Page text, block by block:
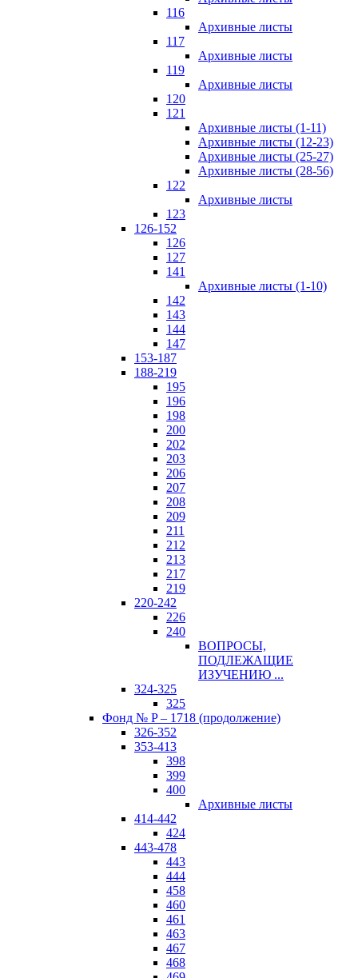
116
Архивные листы
117
Архивные листы
119
Архивные листы
120
121
Архивные листы (1-11)
Архивные листы (12-23)
Архивные листы (25-27)
Архивные листы (28-56)
122
Архивные листы
123
126-152
126
127
141
Архивные листы (1-10)
142
143
144
147
153-187
188-219
195
196
198
200
202
203
206
207
208
209
211
212
213
217
219
220-242
226
240
ВОПРОСЫ,
ПОДЛЕЖАЩИЕ
ИЗУЧЕНИЮ ...
324-325
325
Фонд № P – 1718 (продолжение)
326-352
353-413
398
399
400
Архивные листы
414-442
424
443-478
443
444
458
460
461
463
467
468